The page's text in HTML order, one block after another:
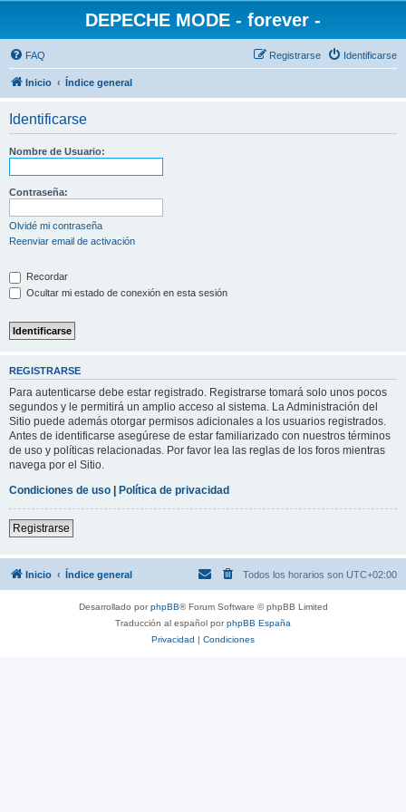
DEPECHE MODE - forever -
FAQ Identificarse
Registrarse
Inicio Índice general
Identificarse
Nombre de Usuario:
Contraseña:
Olvidé mi contraseña
Reenviar email de activación
Recordar
Ocultar mi estado de conexión en esta sesión
REGISTRARSE
Para autenticarse debe estar registrado. Registrarse tomará solo unos pocos
segundos y le permitirá un amplio acceso al sistema. La Administración del
Sitio puede además otorgar permisos adicionales a los usuarios registrados.
Antes de identificarse asegúrese de estar familiarizado con nuestros términos
de uso y políticas relacionadas. Por favor lea las reglas de los foros mientras
navega por el Sitio.
Condiciones de uso | Política de privacidad
Registrarse
Inicio Índice general Todos los horarios son UTC+02:00
Desarrollado porphpBB® Forum Software © phpBB Limited
Traducción al español porphpBB España
Privacidad | Condiciones